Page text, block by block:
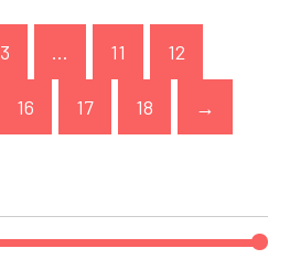
3 … 11 12
16 17 18 →